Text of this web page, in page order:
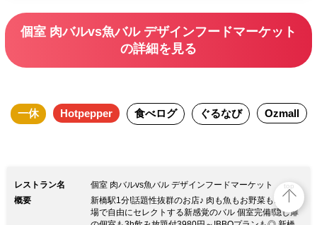
ア、キール、カーディナル、キティ、オ
ペレーター ・梅酒 あっさり梅酒 ・サワ
ン、緑茶 ・カクテル カシス、カルー
スソーダ、カルピスウォーター、ジンジ
ャエール、コーラ、ウーロン茶、緑茶 ■
個室 肉バルvs魚バル デザインフードマーケット
の詳細を見る
一休 Hotpepper 食べログ ぐるなび Ozmall
レストラン名
個室 肉バルvs魚バル デザインフードマーケット
概要
新橋駅1分!話題性抜群のお店♪ 肉も魚もお野菜も!素材市
場で自由にセレクトする新感覚のバル 個室完備!隠し扉
top